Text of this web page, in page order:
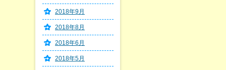
2018年9月
2018年8月
2018年6月
2018年5月